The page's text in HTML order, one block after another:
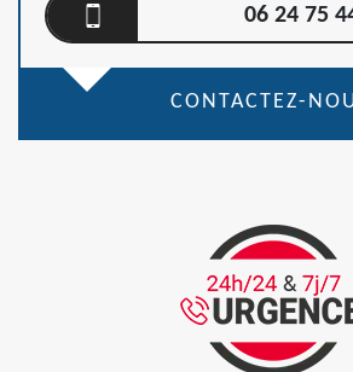
06 24 75
CONTACTEZ-